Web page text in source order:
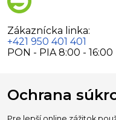
Zákaznícka linka:
+421 950 401 401
PON - PIA 8:00 - 16:00
Partnerské
Ochrana